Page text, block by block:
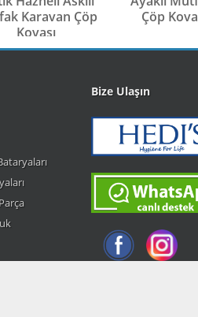
Karavan Çöp
Kovası
Çöp
Bize Ulaşın